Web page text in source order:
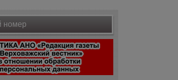
номер